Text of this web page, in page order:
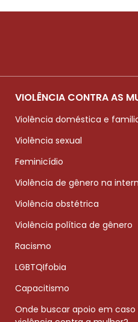
VIOLÊNCIA CONTRA AS
Violência doméstica e
Violência sexual
Feminicídio
Violência de gênero na
Violência obstétrica
Violência política de gênero
Racismo
LGBTQIfobia
Capacitismo
Onde buscar apoio em caso